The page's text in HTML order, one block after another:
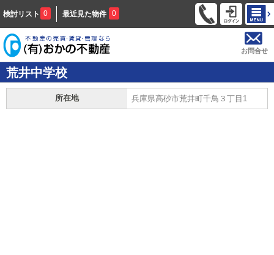
検討リスト 0 最近見た物件 0
お問合せ
荒井中学校
所在地 兵庫県高砂市荒井町千鳥３丁目1